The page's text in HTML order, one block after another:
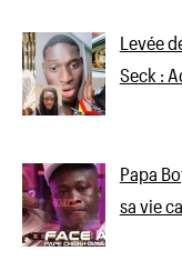
Levée
Seck :
Papa
sa vie